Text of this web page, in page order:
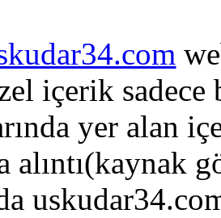
içerik sadece
yer alan
alıntı(kaynak